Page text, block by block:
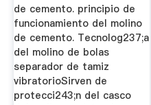
de cemento. principio de
funcionamiento del molino
de cemento. Tecnolog237;a
del molino de bolas
separador de tamiz
vibratorioSirven de
protecci243;n del casco